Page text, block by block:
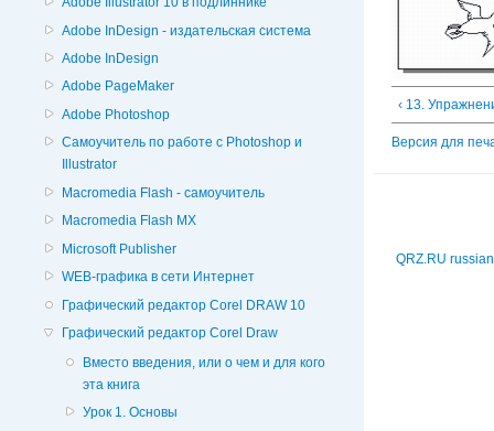
Adobe InDesign - издательская система
Adobe InDesign
Adobe PageMaker
Adobe Photoshop
Cамоучитель по работе с Photoshop и
Illustrator
Macromedia Flash - самоучитель
Macromedia Flash MX
Microsoft Publisher
WEB-графика в сети Интернет
Графический редактор Corel DRAW 10
Графический редактор Corel Draw
Вместо введения, или о чем и для кого
эта книга
Урок 1. Основы
‹ 13.
Версия для
QRZ.RU